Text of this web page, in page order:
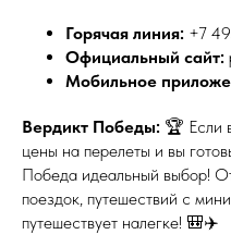
Горячая линия: +7
Официальный сайт:
Мобильное
Вердикт Победы: 🏆 Если
цены на перелеты и вы
Победа идеальный выбор!
поездок, путешествий с
путешествует налегке! 🎒✈️